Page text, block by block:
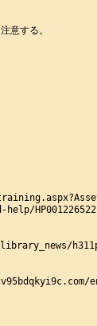
意する。